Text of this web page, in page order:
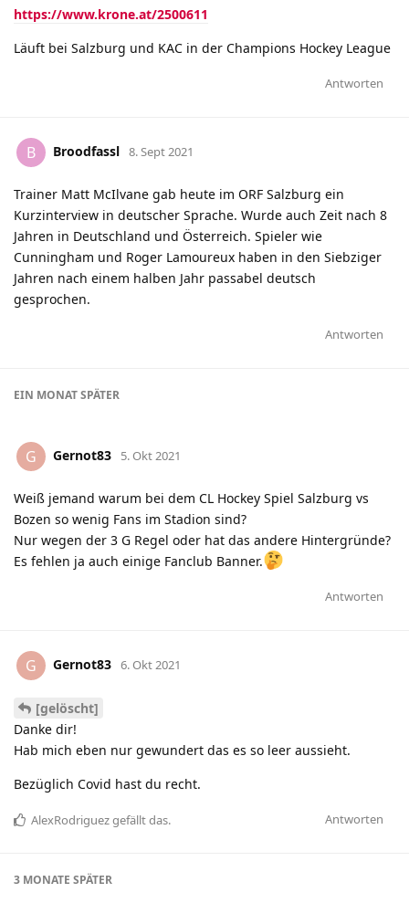
https://www.krone.at/2500611
Läuft bei Salzburg und KAC in der Champions Hockey League
Antworten
B Broodfassl 8. Sept 2021
Trainer Matt McIlvane gab heute im ORF Salzburg ein
Kurzinterview in deutscher Sprache. Wurde auch Zeit nach 8
Jahren in Deutschland und Österreich. Spieler wie
Cunningham und Roger Lamoureux haben in den Siebziger
Jahren nach einem halben Jahr passabel deutsch
gesprochen.
Antworten
EIN MONATSPÄTER
G Gernot83 5. Okt 2021
Weiß jemand warum bei dem CL Hockey Spiel Salzburg vs
Bozen so wenig Fans im Stadion sind?
Nur wegen der 3 G Regel oder hat das andere Hintergründe?
Es fehlen ja auch einige Fanclub Banner.
Antworten
G Gernot83 6. Okt 2021
[gelöscht]
Danke dir!
Hab mich eben nur gewundert das es so leer aussieht.
Bezüglich Covid hast du recht.
Antworten
AlexRodriguezgefällt das.
3 MONATE SPÄTER